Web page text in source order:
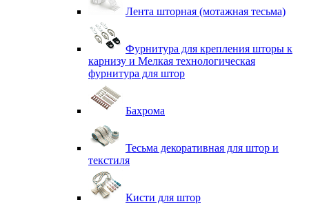
Лента шторная (мотажная тесьма)
Фурнитура для крепления шторы к
карнизу и Мелкая технологическая
фурнитура для штор
Бахрома
Тесьма декоративная для штор и
текстиля
Кисти для штор